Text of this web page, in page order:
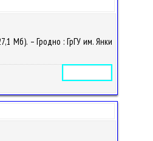
Мб). – Гродно : ГрГУ им. Янки